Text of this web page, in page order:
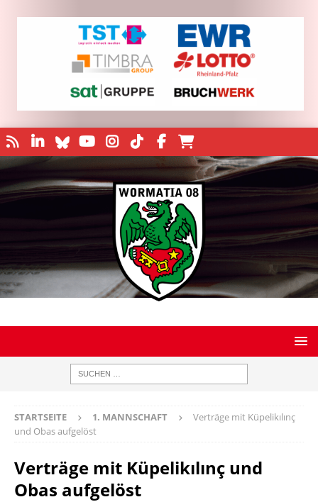
STARTSEITE 1. MANNSCHAFT
Verträge mit Küpelikılınç
und Obas aufgelöst
Verträge mit Küpelikılınç und
Obas aufgelöst